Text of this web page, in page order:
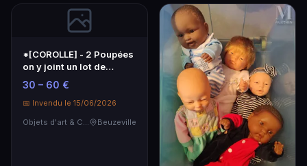
*[COROLLE] - 2 Poupées
on y joint un lot de
vêtements COROLL…
30 – 60 €
📅 Invendu le 15/06/2026
Objets d'art & Curiosités
Beuzeville